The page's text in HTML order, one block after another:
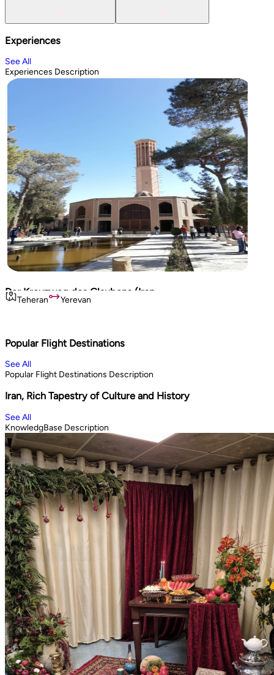
Experiences
See All
Experiences Description
Der Kreuzweg des Glaubens (Iran
& Armenien)
Teheran
Yerevan
Book Now
Popular Flight Destinations
See All
Popular Flight Destinations Description
Iran, Rich Tapestry of Culture and History
See All
KnowledgBase Description